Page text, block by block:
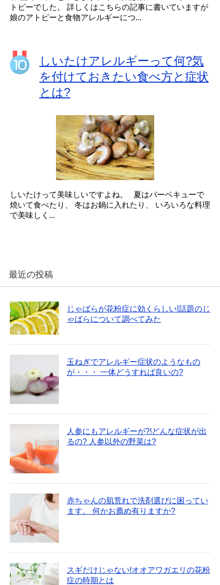
トピーでした。 詳しくはこちらの記事に書いていますが
娘のアトピーと食物アレルギーにつ...
しいたけアレルギーって何?気
を付けておきたい食べ方と症状
とは?
しいたけって美味しいですよね。 夏はバーベキューで
焼いて食べたり、 冬はお鍋に入れたり、 いろいろな料理
で美味しく...
最近の投稿
じゃばらが花粉症に効くらしい!話題のじ
ゃばらについて調べてみた
玉ねぎでアレルギー症状のようなもの
が・・・ 一体どうすれば良いの?
人参にもアレルギーが?!どんな症状が出
るの? 人参以外の野菜は?
赤ちゃんの肌荒れで洗剤選びに困ってい
ます。 何かお薦め有りますか?
スギだけじゃない!オオアワガエリの花粉
症の時期とは